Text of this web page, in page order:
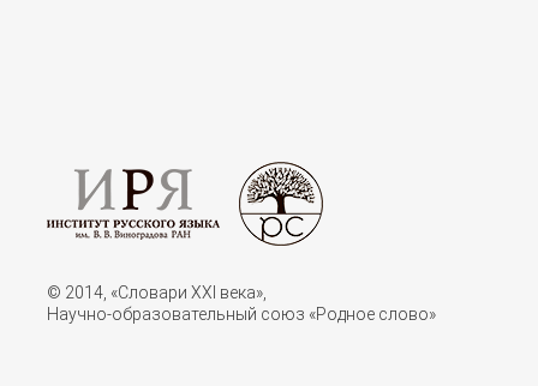
© 2014, «Словари XXI векa»,
Научно-образовательный союз «Родное слово»